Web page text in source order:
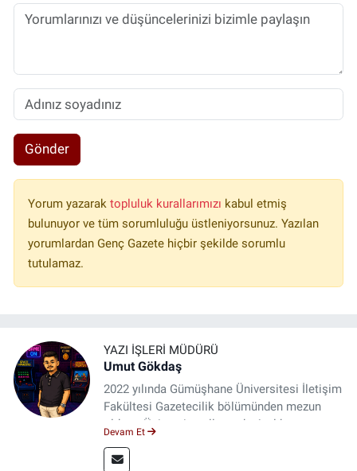
Gönder
Yorum yazarak topluluk kurallarımızı kabul etmiş
bulunuyor ve tüm sorumluluğu üstleniyorsunuz. Yazılan
yorumlardan Genç Gazete hiçbir şekilde sorumlu
tutulamaz.
YAZI İŞLERI MÜDÜRÜ
Umut Gökdaş
2022 yılında Gümüşhane Üniversitesi İletişim
Fakültesi Gazetecilik bölümünden mezun
oldum. Üniversite yıllarımda 4 yıl boyunca
saha deneyimi kazandım. 2023 yılından beri
Devam Et